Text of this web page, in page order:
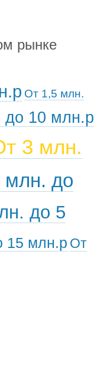
рынке
От 1,5 млн.
10 млн.р
3 млн.
млн. до
до 5
15 млн.р От